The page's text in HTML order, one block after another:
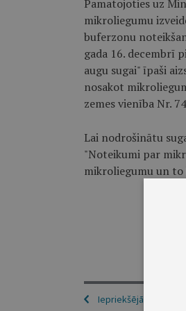
Pamatojoties uz
mikroliegumu
buferzonu
gada 16. decembrī
augu sugai" īpaši
nosakot
zemes vienība Nr.
Lai nodrošinātu
"Noteikumi par
mikroliegumu un
Iepriekšējā